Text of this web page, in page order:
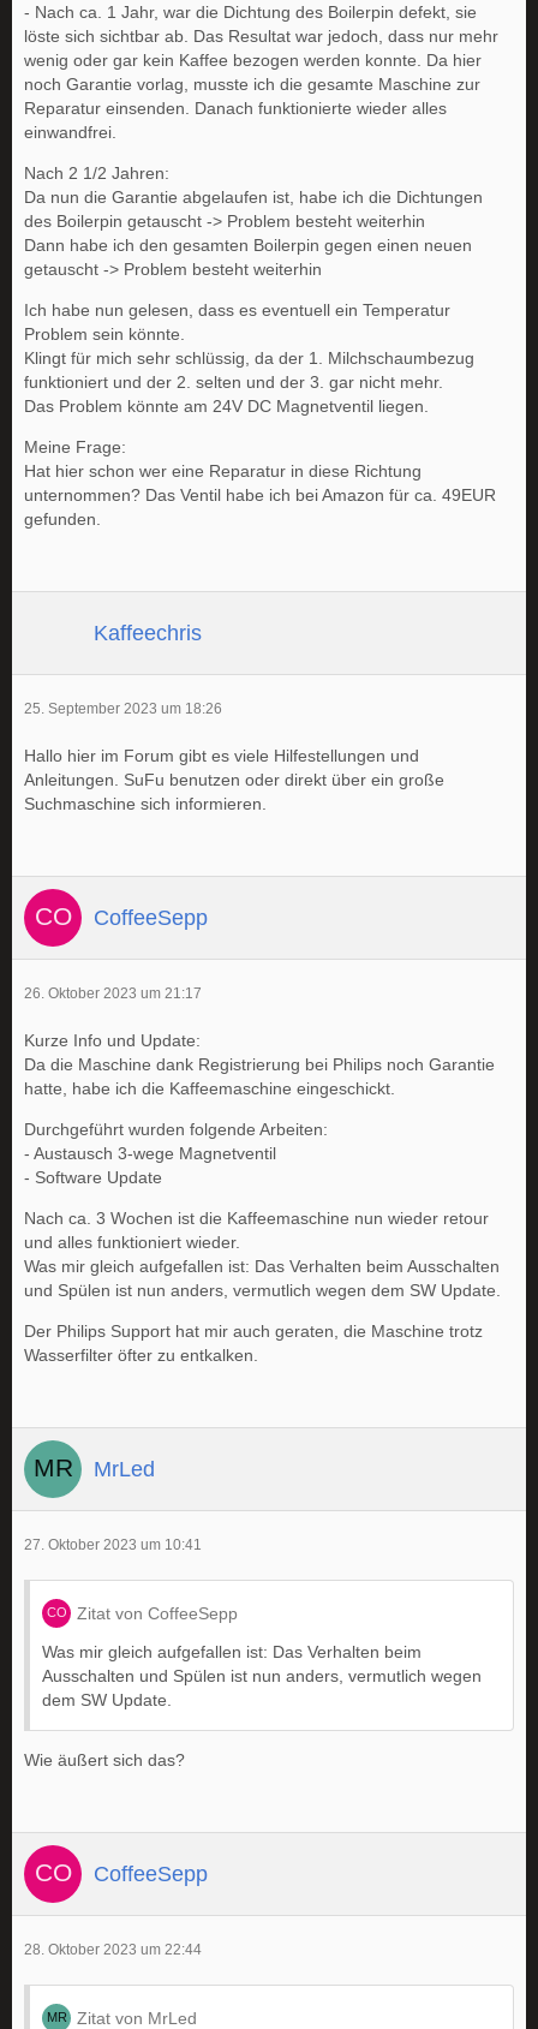
- Nach ca. 1 Jahr, war die Dichtung des Boilerpin defekt, sie
löste sich sichtbar ab. Das Resultat war jedoch, dass nur mehr
wenig oder gar kein Kaffee bezogen werden konnte. Da hier
noch Garantie vorlag, musste ich die gesamte Maschine zur
Reparatur einsenden. Danach funktionierte wieder alles
einwandfrei.
Nach 2 1/2 Jahren:
Da nun die Garantie abgelaufen ist, habe ich die Dichtungen
des Boilerpin getauscht -> Problem besteht weiterhin
Dann habe ich den gesamten Boilerpin gegen einen neuen
getauscht -> Problem besteht weiterhin
Ich habe nun gelesen, dass es eventuell ein Temperatur
Problem sein könnte.
Klingt für mich sehr schlüssig, da der 1. Milchschaumbezug
funktioniert und der 2. selten und der 3. gar nicht mehr.
Das Problem könnte am 24V DC Magnetventil liegen.
Meine Frage:
Hat hier schon wer eine Reparatur in diese Richtung
unternommen? Das Ventil habe ich bei Amazon für ca. 49EUR
gefunden.
Kaffeechris
25. September 2023 um 18:26
Hallo hier im Forum gibt es viele Hilfestellungen und
Anleitungen. SuFu benutzen oder direkt über ein große
Suchmaschine sich informieren.
CoffeeSepp
26. Oktober 2023 um 21:17
Kurze Info und Update:
Da die Maschine dank Registrierung bei Philips noch Garantie
hatte, habe ich die Kaffeemaschine eingeschickt.
Durchgeführt wurden folgende Arbeiten:
- Austausch 3-wege Magnetventil
- Software Update
Nach ca. 3 Wochen ist die Kaffeemaschine nun wieder retour
und alles funktioniert wieder.
Was mir gleich aufgefallen ist: Das Verhalten beim Ausschalten
und Spülen ist nun anders, vermutlich wegen dem SW Update.
Der Philips Support hat mir auch geraten, die Maschine trotz
Wasserfilter öfter zu entkalken.
MrLed
27. Oktober 2023 um 10:41
Zitat von CoffeeSepp
Was mir gleich aufgefallen ist: Das Verhalten beim
Ausschalten und Spülen ist nun anders, vermutlich wegen
dem SW Update.
Wie äußert sich das?
CoffeeSepp
28. Oktober 2023 um 22:44
Zitat von MrLed